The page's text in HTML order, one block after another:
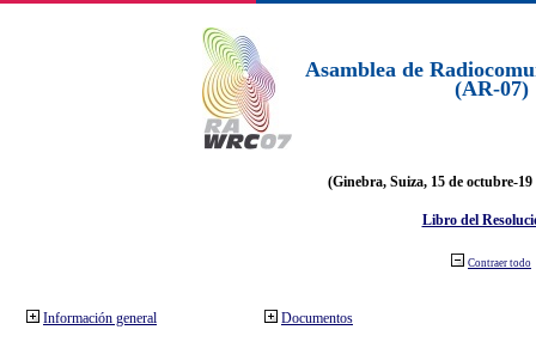
Asamblea de
(AR-07)
(Ginebra, Suiza, 15 de octubre-19
Libro del
Contraer todo
Información general Documentos